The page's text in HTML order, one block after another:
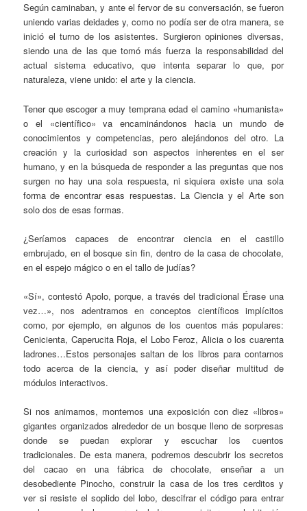
Según caminaban, y ante el fervor de su conversación, se fueron
uniendo varias deidades y, como no podía ser de otra manera, se
inició el turno de los asistentes. Surgieron opiniones diversas,
siendo una de las que tomó más fuerza la responsabilidad del
actual sistema educativo, que intenta separar lo que, por
naturaleza, viene unido: el arte y la ciencia.
Tener que escoger a muy temprana edad el camino «humanista»
o el «científico» va encaminándonos hacia un mundo de
conocimientos y competencias, pero alejándonos del otro. La
creación y la curiosidad son aspectos inherentes en el ser
humano, y en la búsqueda de responder a las preguntas que nos
surgen no hay una sola respuesta, ni siquiera existe una sola
forma de encontrar esas respuestas. La Ciencia y el Arte son
solo dos de esas formas.
¿Seríamos capaces de encontrar ciencia en el castillo
embrujado, en el bosque sin fin, dentro de la casa de chocolate,
en el espejo mágico o en el tallo de judías?
«Sí», contestó Apolo, porque, a través del tradicional Érase una
vez…», nos adentramos en conceptos científicos implícitos
como, por ejemplo, en algunos de los cuentos más populares:
Cenicienta, Caperucita Roja, el Lobo Feroz, Alicia o los cuarenta
ladrones…Estos personajes saltan de los libros para contarnos
todo acerca de la ciencia, y así poder diseñar multitud de
módulos interactivos.
Si nos animamos, montemos una exposición con diez «libros»
gigantes organizados alrededor de un bosque lleno de sorpresas
donde se puedan explorar y escuchar los cuentos
tradicionales. De esta manera, podremos descubrir los secretos
del cacao en una fábrica de chocolate, enseñar a un
desobediente Pinocho, construir la casa de los tres cerditos y
ver si resiste el soplido del lobo, descifrar el código para entrar